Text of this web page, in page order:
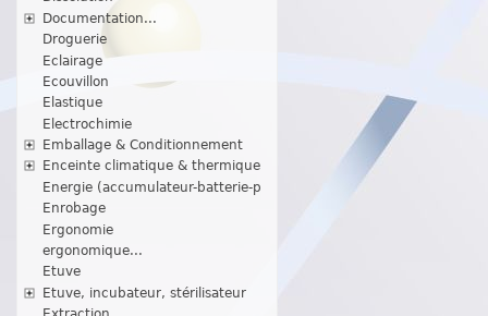
Documentation...
Droguerie
Eclairage
Ecouvillon
Elastique
Electrochimie
Emballage & Conditionnement
Enceinte climatique & thermique
Energie (accumulateur-batterie-p
Enrobage
Ergonomie
ergonomique...
Etuve
Etuve, incubateur, stérilisateur